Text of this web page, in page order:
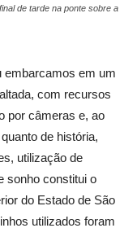
de tarde na ponte sobre a
embarcamos em um
com recursos
por câmeras e, ao
de história,
utilização de
sonho constitui o
do Estado de São
utilizados foram